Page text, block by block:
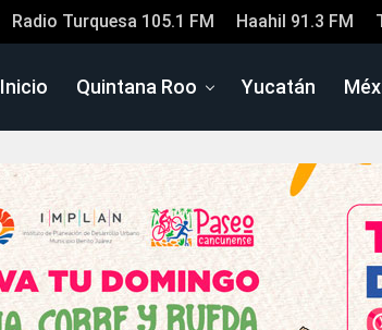
Radio Turquesa 105.1 FM Haahil 91.3 FM
Inicio Quintana Roo Yucatán